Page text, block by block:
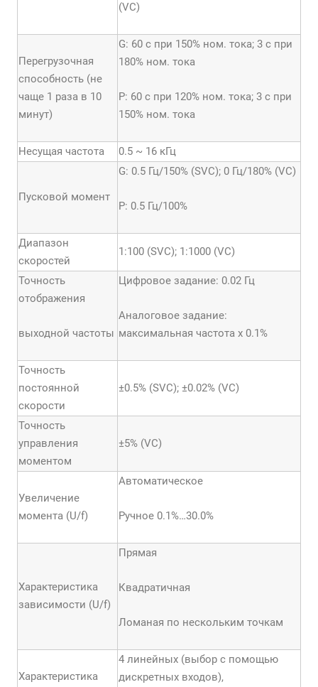
(VC)
Перегрузочная
способность (не
чаще 1 раза в 10
минут)
G: 60 с при 150% ном. тока; 3 с при
180% ном. тока
P: 60 с при 120% ном. тока; 3 с при
150% ном. тока
Несущая частота 0.5 ~ 16 кГц
Пусковой момент
G: 0.5 Гц/150% (SVC); 0 Гц/180% (VC)
Р: 0.5 Гц/100%
Диапазон
скоростей
1:100 (SVC); 1:1000 (VC)
Точность
отображения
выходной частоты
Цифровое задание: 0.02 Гц
Аналоговое задание:
максимальная частота х 0.1%
Точность
постоянной
скорости
±0.5% (SVC); ±0.02% (VC)
Точность
управления
моментом
±5% (VC)
Увеличение
момента (U/f)
Автоматическое
Ручное 0.1%…30.0%
Характеристика
зависимости (U/f)
Прямая
Квадратичная
Ломаная по нескольким точкам
Характеристика
4 линейных (выбор с помощью
дискретных входов),